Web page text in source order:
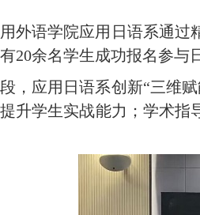
外语学院应用日语系通
20余名学生成功报名参与
，应用日语系创新“三维
升学生实战能力；学术指